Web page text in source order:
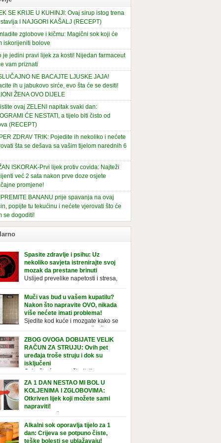
SE KRIJE U KUHINJI: Ovaj sirup istog trena
I NAJGORI KAŠALJ (RECEPT)
zglobove i kičmu: Magični sok koji će
iskorijeniti bolove
je jedini pravi lijek za kosti! Nijedan farmaceut
vam priznati
NE BACAJTE LJUSKE JAJA!
ih u jabukovo sirće, evo šta će se desiti!
ŽENA OVO DIJELE
ovaj ZELENI napitak svaki dan:
ĆE NESTATI, a tijelo biti čisto od
(RECEPT)
ZDRAV TRIK: Pojedite ih nekoliko i nećete
šta se dešava sa vašim tijelom narednih 6
ISKORAK-Prvi lijek protiv covida: Najteži
već 2 sata nakon prve doze osjete
promjene!
BANANU prije spavanja na ovaj
popijte tu tekućinu i nećete vjerovati što će
se dogoditi!
Spasite zdravlje i psihu: Uz
nekoliko savjeta istrenirajte svoj
mozak da prestane brinuti
Uslijed prevelike napetosti i stresa,
bolestima. Pretjerana briga ostavlja
na mentalno i na fizičko zdravlje. Može
stres, depresiju, umor i loše zdravstveno
Jeste li znali da pretjerana briga može
broj otkucaja srca, otežati disanje i
[…]
Muči vas buđ u vašem kupatilu?
Nakon što napravite OVO, nikada
više nećete imati problema!
Sjedite kod kuće i mozgate kako se
ili čak vašu wc šolju? Nije vam jasno kako
tamo, no ono što vam je sigurno jasno
to ne izgleda nikako lijepo. Na svu sreću,
vam jednostavan pripravak koji sami
napraviti u vašem domu, a […]
ZBOG OVOGA DOBIJATE VELIK
RAČUN ZA STRUJU: Ovih pet
uređaja troše struju i dok su
isključeni
Osim što će vam uštedjeti novac,
uređaja iz struje sigurnije je u slučaju
nevremena kada su svi uključeni
pod rizikom od udara groma. Znate li da
aparati vode tajni život dok su
Ovo je popis uređaja koji troše
Punjač mobitela […]
ZA 1 DAN NESTAO MI BOL U
KOLJENIMA I ZGLOBOVIMA:
Otkriven lijek koji možete sami
napraviti!
Ovaj recept čine sastojci bogati
vitaminom C, silicijumom i
koji ne smiruju samo bolna
i zglobove, već i jačaju tetive i ligamente.
Alkalni sok oporavlja tijelo za 1
dan: Crijeva se potpuno čiste,
teške bolesti se ublažavaju!